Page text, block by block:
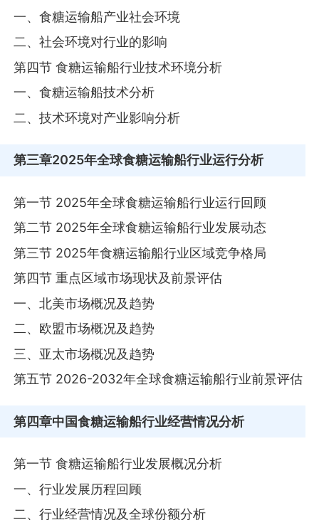
一、食糖运输船产业社会环境
二、社会环境对行业的影响
第四节 食糖运输船行业技术环境分析
一、食糖运输船技术分析
二、技术环境对产业影响分析
第三章2025年全球食糖运输船行业运行分析
第一节 2025年全球食糖运输船行业运行回顾
第二节 2025年全球食糖运输船行业发展动态
第三节 2025年食糖运输船行业区域竞争格局
第四节 重点区域市场现状及前景评估
一、北美市场概况及趋势
二、欧盟市场概况及趋势
三、亚太市场概况及趋势
第五节 2026-2032年全球食糖运输船行业前景评估
第四章中国食糖运输船行业经营情况分析
第一节 食糖运输船行业发展概况分析
一、行业发展历程回顾
二、行业经营情况及全球份额分析